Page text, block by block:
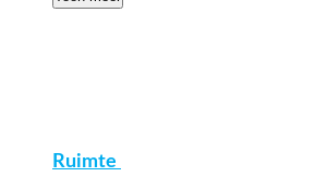
Ruimte